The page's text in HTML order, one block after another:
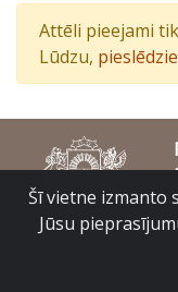
Attēli pieejami
Lūdzu,
raduraksti@arhivi.gov.lv
Šī vietne izmanto
Jūsu